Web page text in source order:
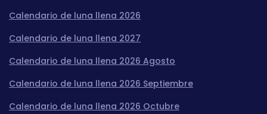
Calendario de luna llena 2026
Calendario de luna llena 2027
Calendario de luna llena 2026 Agosto
Calendario de luna llena 2026 Septiembre
Calendario de luna llena 2026 Octubre